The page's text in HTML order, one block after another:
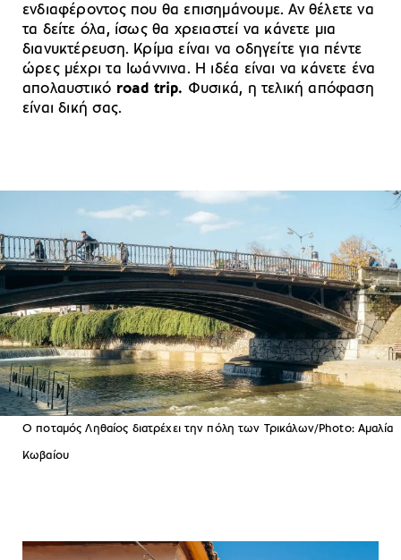
ενδιαφέροντος που θα επισημάνουμε. Αν θέλετε να
τα δείτε όλα, ίσως θα χρειαστεί να κάνετε μια
διανυκτέρευση. Κρίμα είναι να οδηγείτε για πέντε
ώρες μέχρι τα Ιωάννινα. Η ιδέα είναι να κάνετε ένα
απολαυστικό road trip. Φυσικά, η τελική απόφαση
είναι δική σας.
O ποταμός Ληθαίος διατρέχει την πόλη των Τρικάλων/Photo: Αμαλία
Κωβαίου